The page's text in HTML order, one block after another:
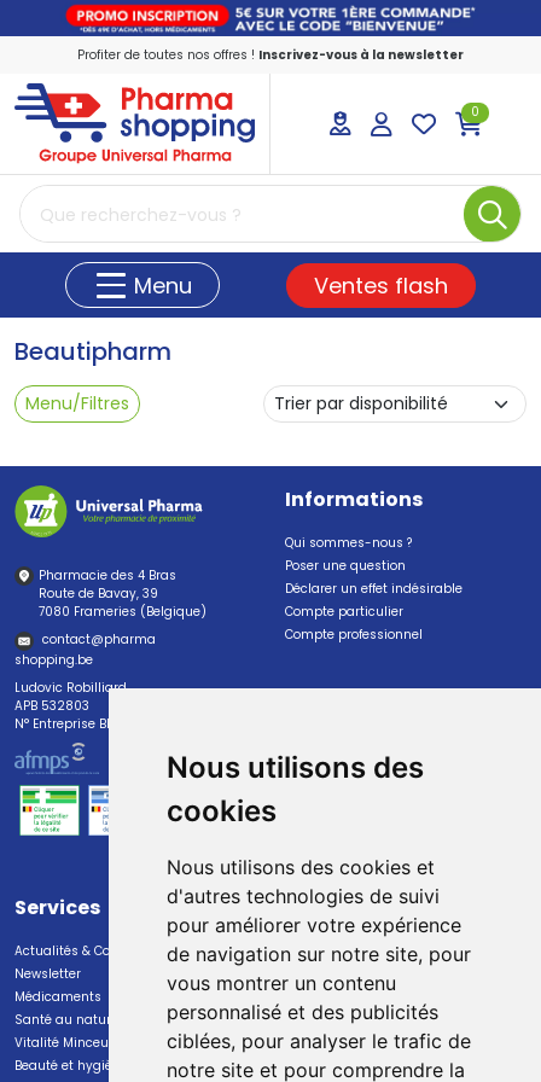
Nous utilisons des
cookies
Nous utilisons des cookies et
d'autres technologies de suivi
pour améliorer votre expérience
de navigation sur notre site, pour
vous montrer un contenu
personnalisé et des publicités
ciblées, pour analyser le trafic de
notre site et pour comprendre la
Profiter de toutes nos offres ! Inscrivez-vous à la newsletter
PharmaShopping Votre pharmacie en
0
Menu Ventes flash
Beautipharm
Menu/Filtres
Pharmacie des 4 Bras
Route de Bavay, 39
7080 Frameries (Belgique)
contact@pharma
shopping.be
Ludovic Robilliard
APB 532803
N° Entreprise BE0447.382.113
Informations
Qui sommes-nous ?
Poser une question
Déclarer un effet indésirable
Compte particulier
Compte professionnel
Services
Actualités & Conseils
Newsletter
Médicaments
Santé au naturel
Vitalité Minceur Nutrition
Beauté et hygiène
Paiement
Paiement sécurisé